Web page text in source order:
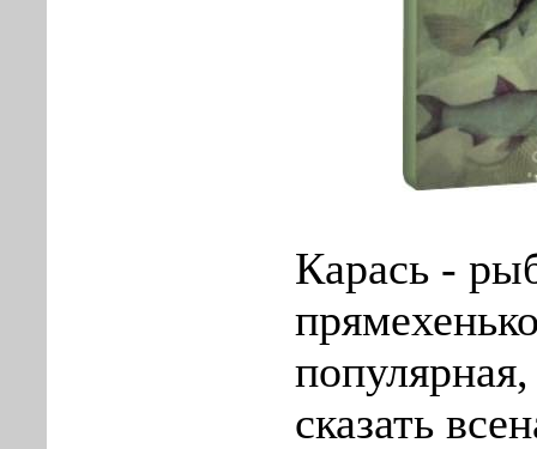
Карась -
сказать